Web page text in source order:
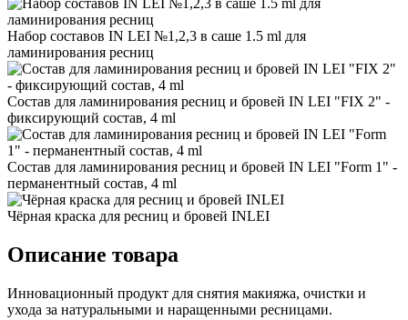
Набор составов IN LEI №1,2,3 в саше 1.5 ml для
ламинирования ресниц
Состав для ламинирования ресниц и бровей IN LEI "FIX 2" -
фиксирующий состав, 4 ml
Состав для ламинирования ресниц и бровей IN LEI "Form 1" -
перманентный состав, 4 ml
Чёрная краска для ресниц и бровей INLEI
Описание товара
Инновационный продукт для снятия макияжа, очистки и
ухода за натуральными и наращенными ресницами.